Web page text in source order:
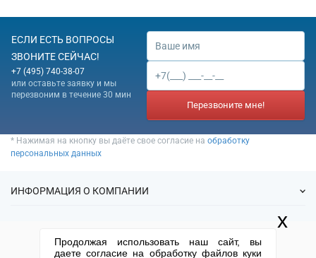
ЕСЛИ ЕСТЬ ВОПРОСЫ
ЗВОНИТЕ СЕЙЧАС!
+7 (495) 740-38-07
или оставьте заявку и мы
перезвоним в течение 30 мин
Перезвоните мне!
* Нажимая на кнопку вы даёте свое согласие на обработку
персональных данных
ИНФОРМАЦИЯ О КОМПАНИИ
Продолжая использовать наш сайт, вы
даете согласие на обработку файлов куки
x